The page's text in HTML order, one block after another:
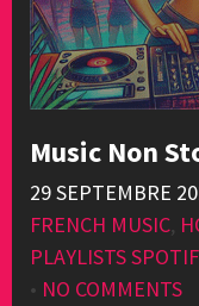
Music Non
29 SEPTEMBRE
FRENCH MUSIC,
PLAYLISTS
• NO COMMENTS